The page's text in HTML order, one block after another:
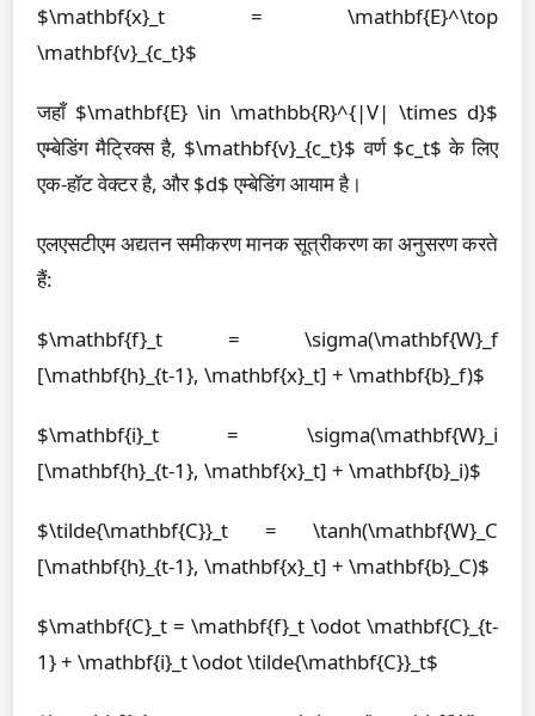
$\mathbf{x}_t = \mathbf{E}^\top
\mathbf{v}_{c_t}$
जहाँ $\mathbf{E} \in \mathbb{R}^{|V| \times d}$
एम्बेडिंग मैट्रिक्स है, $\mathbf{v}_{c_t}$ वर्ण $c_t$ के लिए
एक-हॉट वेक्टर है, और $d$ एम्बेडिंग आयाम है।
एलएसटीएम अद्यतन समीकरण मानक सूत्रीकरण का अनुसरण करते
हैं:
$\mathbf{f}_t = \sigma(\mathbf{W}_f
[\mathbf{h}_{t-1}, \mathbf{x}_t] + \mathbf{b}_f)$
$\mathbf{i}_t = \sigma(\mathbf{W}_i
[\mathbf{h}_{t-1}, \mathbf{x}_t] + \mathbf{b}_i)$
$\tilde{\mathbf{C}}_t = \tanh(\mathbf{W}_C
[\mathbf{h}_{t-1}, \mathbf{x}_t] + \mathbf{b}_C)$
$\mathbf{C}_t = \mathbf{f}_t \odot \mathbf{C}_{t-
1} + \mathbf{i}_t \odot \tilde{\mathbf{C}}_t$